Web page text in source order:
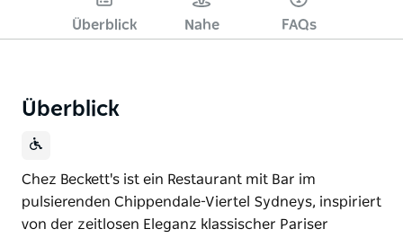
Überblick Nahe FAQs
Überblick
Chez Beckett's ist ein Restaurant mit Bar im
pulsierenden Chippendale-Viertel Sydneys, inspiriert
von der zeitlosen Eleganz klassischer Pariser